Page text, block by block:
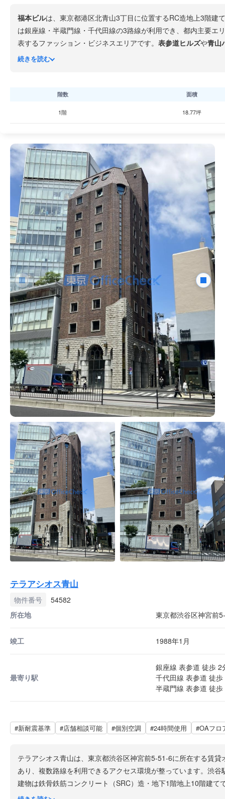
福本ビルは、東京都港区北青山3丁目に位置するRC造地上3階建
は銀座線・半蔵門線・千代田線の3路線が利用でき、都内主要エ
表するファッション・ビジネスエリアです。 表参道ヒルズや青山
イティブ・IT企業をはじめ、ブランド力の高い立地を求める企業
続きを読む
階数 面積
1階 18.77坪
テラアシオス青山
物件番号
54582
所在地
東京都渋谷区神宮前
竣工 1988年1月
最寄り駅
銀座線 表参道 徒歩 2
千代田線 表参道 徒歩
半蔵門線 表参道 徒歩
#新耐震基準 #店舗相談可能 #個別空調 #24時間使用 #OAフロ
テラアシオス青山は、東京都渋谷区神宮前5-51-6に所在する賃
あり、複数路線を利用できるアクセス環境が整っています。渋
建物は鉄骨鉄筋コンクリート（SRC）造・地下1階地上10階建
に位置することから視認性が高く、ビルのファサードそのもの